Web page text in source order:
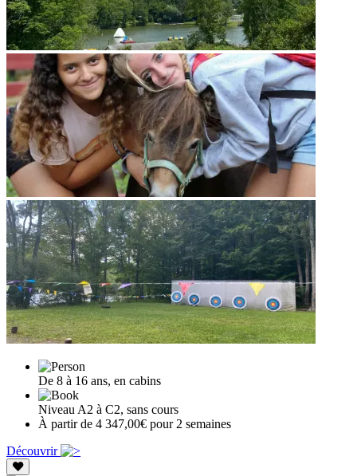
De 8 à 16 ans, en cabins
Niveau A2 à C2, sans cours
À partir de 4 347,00€ pour 2 semaines
Découvrir